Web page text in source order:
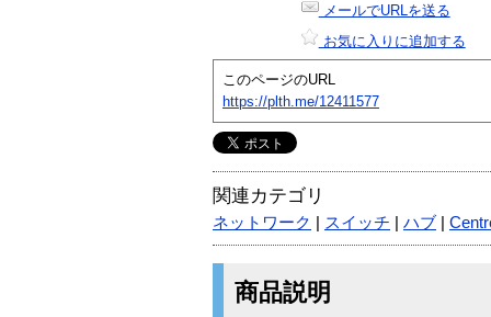
メールでURLを送る
お気に入りに追加する
このページのURL
https://plth.me/12411577
関連カテゴリ
ネットワーク スイッチ ハブ
商品説明